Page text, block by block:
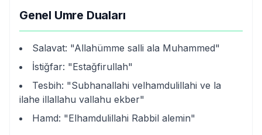
Genel Umre Duaları
Salavat: "Allahümme salli ala Muhammed"
İstiğfar: "Estağfirullah"
Tesbih: "Subhanallahi velhamdulillahi ve la
ilahe illallahu vallahu ekber"
Hamd: "Elhamdulillahi Rabbil alemin"